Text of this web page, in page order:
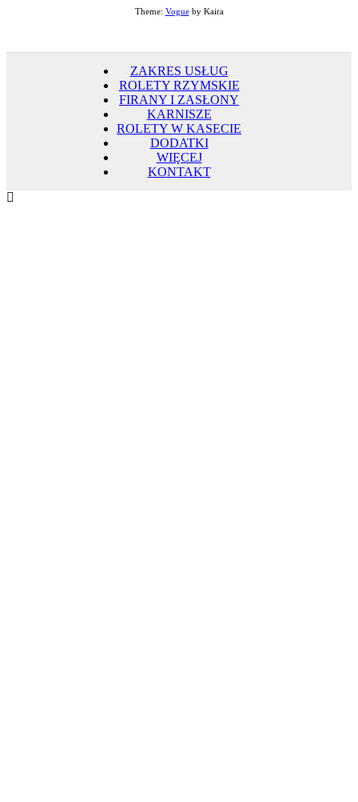
Theme: Vogueby Kaira
ZAKRES USŁUG
ROLETY RZYMSKIE
FIRANY I ZASŁONY
KARNISZE
ROLETY W KASECIE
DODATKI
WIĘCEJ
KONTAKT